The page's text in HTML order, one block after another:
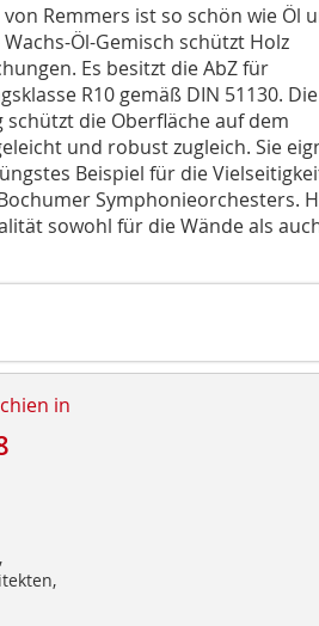
Remmers ist so schön wie Öl
Öl-Gemisch schützt Holz
Es besitzt die AbZ für
R10 gemäß DIN 51130. Die
die Oberfläche auf dem
und robust zugleich. Sie
Beispiel für die
Symphonieorchesters.
sowohl für die Wände als
in